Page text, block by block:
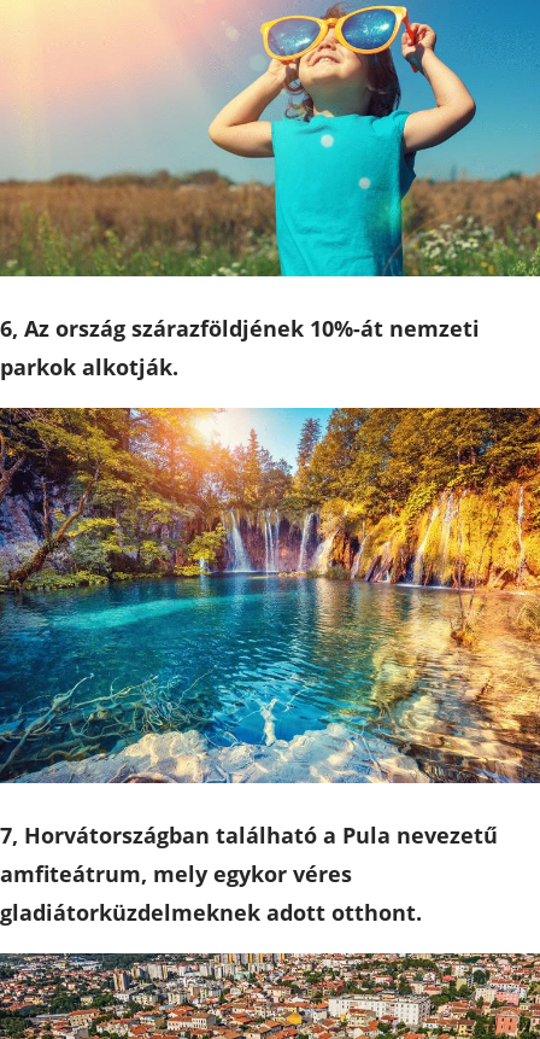
6, Az ország szárazföldjének 10%-át nemzeti
parkok alkotják.
7, Horvátországban található a Pula nevezetű
amfiteátrum, mely egykor véres
gladiátorküzdelmeknek adott otthont.